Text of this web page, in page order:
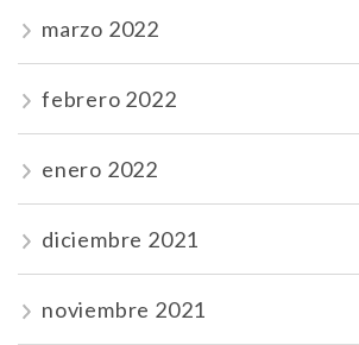
marzo 2022
febrero 2022
enero 2022
diciembre 2021
noviembre 2021